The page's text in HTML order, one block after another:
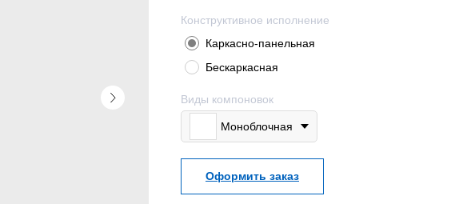
Конструктивное исполнение
Каркасно-панельная
Бескаркасная
Виды компоновок
Моноблочная
Оформить заказ